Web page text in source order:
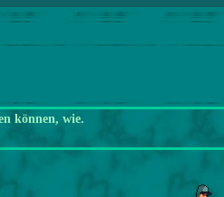
können, wie.